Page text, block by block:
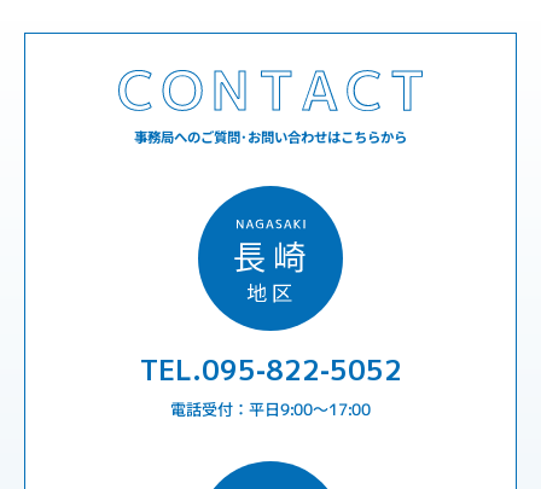
事務局へのご質問･お問い合わせはこちらから
TEL.095-822-5052
電話受付：平日9:00〜17:00